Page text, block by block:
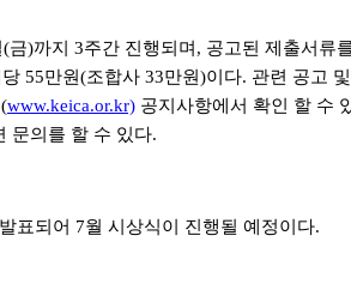
(금)까지 3주간 진행되며 , 공고된 제출서류
55만원(조합사 33만원)이다. 관련 공고
(www.keica.or.kr) 공지사항에서 확인 할 수
문의를 할 수 있다.
표되어 7월 시상식이 진행될 예정이다.